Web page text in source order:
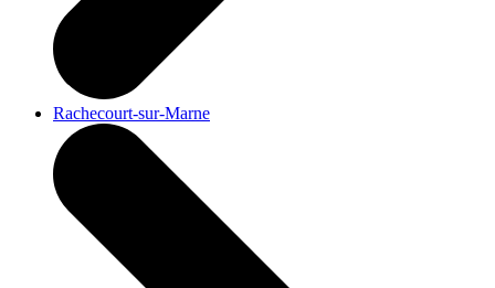
Rachecourt-sur-Marne